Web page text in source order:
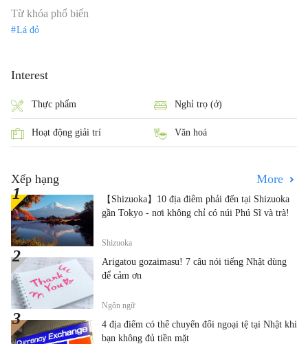
Từ khóa phổ biến
Lá đỏ
Interest
Thực phẩm Nghỉ trọ (ở)
Hoạt động giải trí Văn hoá
Xếp hạng More
【Shizuoka】10 địa điểm phải đến tại Shizuoka
gần Tokyo - nơi không chỉ có núi Phú Sĩ và trà!
Shizuoka
Arigatou gozaimasu! 7 câu nói tiếng Nhật dùng
để cảm ơn
Ngôn ngữ
4 địa điểm có thể chuyển đổi ngoại tệ tại Nhật khi
bạn không đủ tiền mặt